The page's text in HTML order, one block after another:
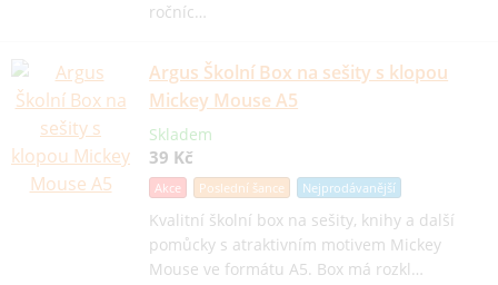
ročníc…
Argus Školní Box na sešity s klopou
Mickey Mouse A5
Skladem
39 Kč
Akce Poslední šance Nejprodávanější
Kvalitní školní box na sešity, knihy a další
pomůcky s atraktivním motivem Mickey
Mouse ve formátu A5. Box má rozkl…